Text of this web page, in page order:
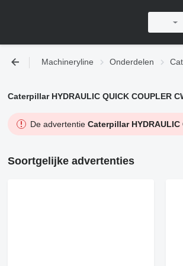
Machineryline Onderdelen
Caterpillar HYDRAULIC QUICK COUPLER
De advertentie Caterpillar HYDRAULIC
Soortgelijke advertenties